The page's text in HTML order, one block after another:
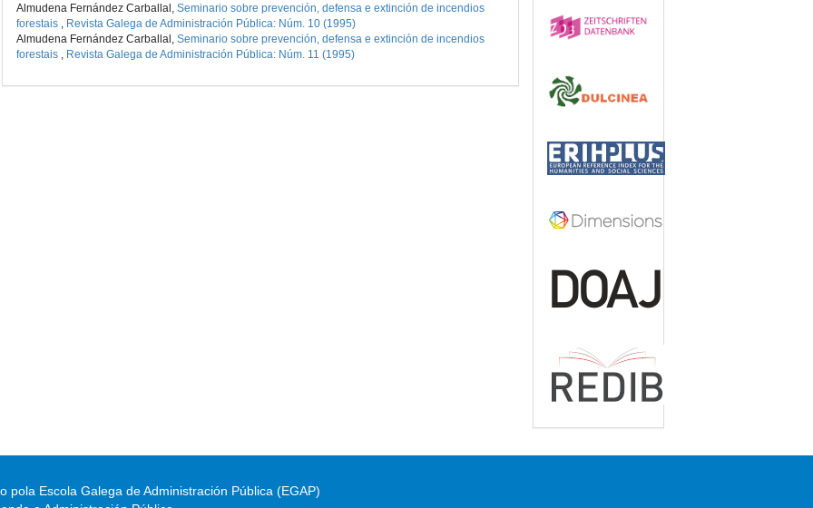
Almudena Fernández Carballal, Seminario sobre prevención, defensa e extinción de incendios
forestais , Revista Galega de Administración Pública: Núm. 10 (1995)
Almudena Fernández Carballal, Seminario sobre prevención, defensa e extinción de incendios
forestais , Revista Galega de Administración Pública: Núm. 11 (1995)
pola Escola Galega de Administración Pública (EGAP)